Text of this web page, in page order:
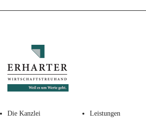
Die Kanzlei Leistungen